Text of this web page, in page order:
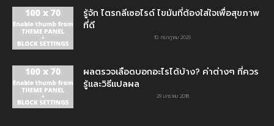
รู้จัก ไตรกลีเซอไรด์ ไขมันที่ต้องใส่ใจเพื่อสุขภาพ
ที่ดี
10 กรกฎาคม 2025
ผลตรวจเลือดบอกอะไรได้บ้าง? ค่าต่างๆ ที่ควร
รู้และวิธีแปลผล
29 มกราคม 2018